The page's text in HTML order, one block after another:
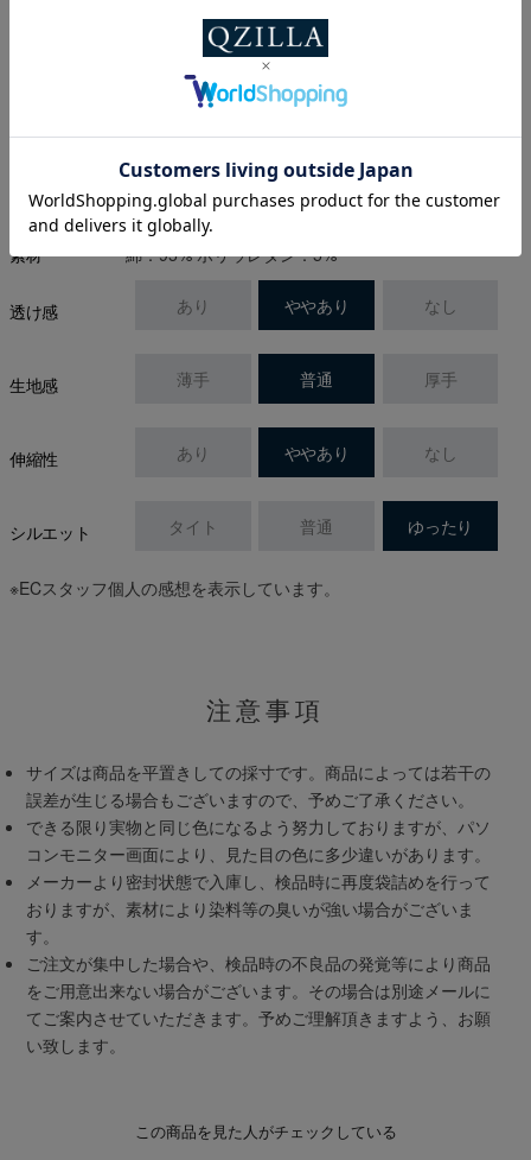
※プライベートブラウズ(シークレットモード)ではスタイル画像が表
生地
素材 綿：95% ポリウレタン：5%
透け感 あり ややあり なし
生地感 薄手 普通 厚手
伸縮性 あり ややあり なし
シルエット タイト 普通 ゆったり
※ECスタッフ個人の感想を表示しています。
注意事項
サイズは商品を平置きしての採寸です。商品によっては若干の
誤差が生じる場合もございますので、予めご了承ください。
できる限り実物と同じ色になるよう努力しておりますが、パソ
コンモニター画面により、見た目の色に多少違いがあります。
メーカーより密封状態で入庫し、検品時に再度袋詰めを行って
おりますが、素材により染料等の臭いが強い場合がございま
す。
ご注文が集中した場合や、検品時の不良品の発覚等により商品
をご用意出来ない場合がございます。その場合は別途メールに
てご案内させていただきます。予めご理解頂きますよう、お願
い致します。
この商品を見た人がチェックしている